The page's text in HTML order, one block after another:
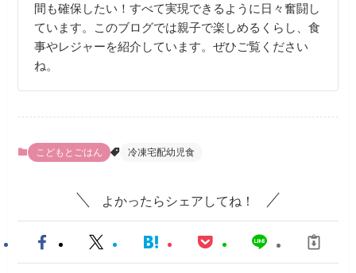
間も確保したい！すべて実現できるように日々奮闘し
ています。このブログでは親子で楽しめるくらし、食
事やレジャーを紹介しています。ぜひご覧ください
ね。
こどもとごはん 冷凍宅配幼児食
よかったらシェアしてね！